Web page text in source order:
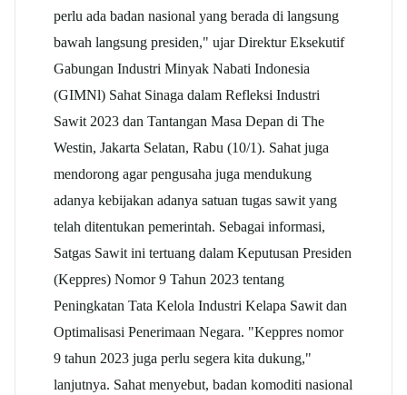
perlu ada badan nasional yang berada di langsung
bawah langsung presiden," ujar Direktur Eksekutif
Gabungan Industri Minyak Nabati Indonesia
(GIMNl) Sahat Sinaga dalam Refleksi Industri
Sawit 2023 dan Tantangan Masa Depan di The
Westin, Jakarta Selatan, Rabu (10/1). Sahat juga
mendorong agar pengusaha juga mendukung
adanya kebijakan adanya satuan tugas sawit yang
telah ditentukan pemerintah. Sebagai informasi,
Satgas Sawit ini tertuang dalam Keputusan Presiden
(Keppres) Nomor 9 Tahun 2023 tentang
Peningkatan Tata Kelola Industri Kelapa Sawit dan
Optimalisasi Penerimaan Negara. "Keppres nomor
9 tahun 2023 juga perlu segera kita dukung,"
lanjutnya. Sahat menyebut, badan komoditi nasional